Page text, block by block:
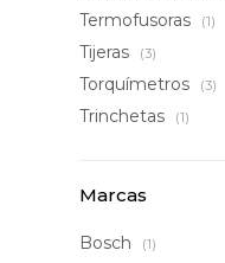
Termofusoras (1)
Tijeras (3)
Torquímetros (3)
Trinchetas (1)
Marcas
Bosch (1)